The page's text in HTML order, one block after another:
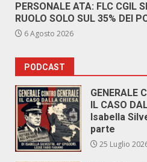
PERSONALE ATA: FLC CGIL
RUOLO SOLO SUL 35% DEI
6 Agosto 2026
PODCAST
GENERALE
IL CASO
Isabella
parte
25 Luglio